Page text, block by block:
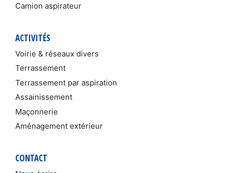
Camion aspirateur
ACTIVITÉS
Voirie & réseaux divers
Terrassement
Terrassement par aspiration
Assainissement
Maçonnerie
Aménagement extérieur
CONTACT